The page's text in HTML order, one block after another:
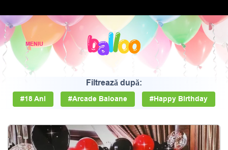
Filtrează după:
#18 Ani #Arcade Baloane #Happy Birthday